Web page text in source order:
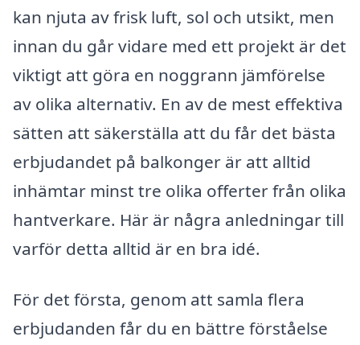
kan njuta av frisk luft, sol och utsikt, men
innan du går vidare med ett projekt är det
viktigt att göra en noggrann jämförelse
av olika alternativ. En av de mest effektiva
sätten att säkerställa att du får det bästa
erbjudandet på balkonger är att alltid
inhämtar minst tre olika offerter från olika
hantverkare. Här är några anledningar till
varför detta alltid är en bra idé.
För det första, genom att samla flera
erbjudanden får du en bättre förståelse